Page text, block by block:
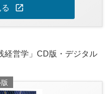
open_in_new
経営学」CD版・デジタル